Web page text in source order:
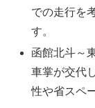
での走行を
す。
函館北斗～
車掌が交代
性や省スペ